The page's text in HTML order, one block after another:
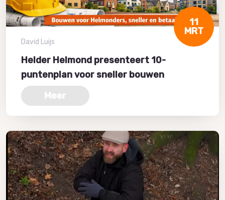
11
MRT
David Luijs
Helder Helmond presenteert 10-
puntenplan voor sneller bouwen
Meer